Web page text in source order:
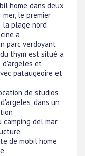
home dans deux
le premier
la plage nord
a
parc verdoyant
thym est situé a
d'argeles et
pataugeoire et
de studios
dans un
del mar
de mobil home